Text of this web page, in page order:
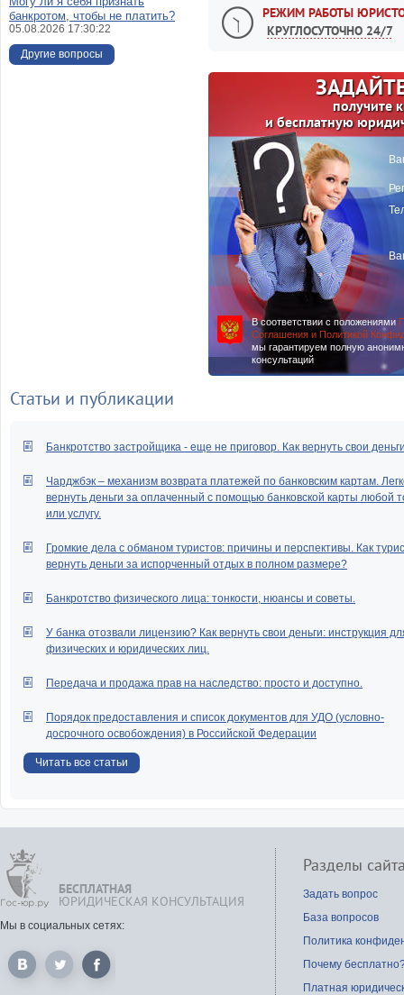
РЕЖИМ РАБОТЫ
КРУГЛОСУТОЧНО 24/7
получите
и бесплатную
В соответствии с положениями
Соглашения и Политикой
мы гарантируем полную
консультаций
банкротом, чтобы не платить?
05.08.2026 17:30:22
Другие вопросы
Статьи и публикации
Банкротство застройщика - еще не приговор. Как вернуть свои
Чарджбэк – механизм возврата платежей по банковским картам.
вернуть деньги за оплаченный с помощью банковской карты любой
или услугу.
Громкие дела с обманом туристов: причины и перспективы. Как
вернуть деньги за испорченный отдых в полном размере?
Банкротство физического лица: тонкости, нюансы и советы.
У банка отозвали лицензию? Как вернуть свои деньги: инструкция
физических и юридических лиц.
Передача и продажа прав на наследство: просто и доступно.
Порядок предоставления и список документов для УДО (условно-
досрочного освобождения) в Российской Федерации
Читать все статьи
БЕСПЛАТНАЯ
ЮРИДИЧЕСКАЯ КОНСУЛЬТАЦИЯ
Мы в социальных сетях:
Разделы
Задать вопрос
База вопросов
Политика
Почему
Платная